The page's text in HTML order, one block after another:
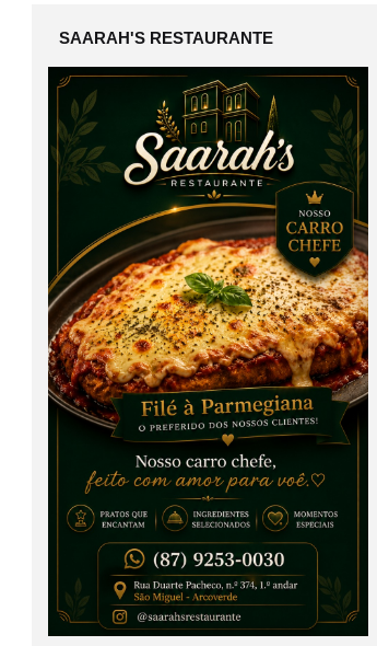
SAARAH'S RESTAURANTE